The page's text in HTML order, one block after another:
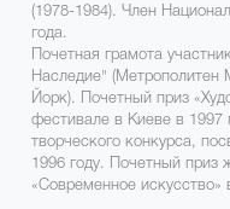
(1978-1984). Член
года.
Почетная грамота
Наследие"
Йорк). Почетный приз
фестивале в Киеве в 1997
творческого конкурса,
1996 году. Почетный
«Современное искусство»